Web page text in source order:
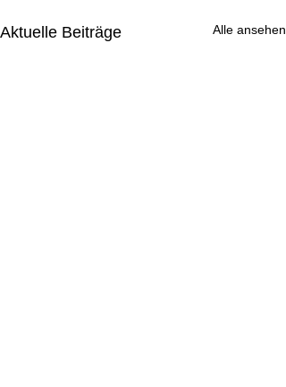
Aktuelle Beiträge Alle ansehen